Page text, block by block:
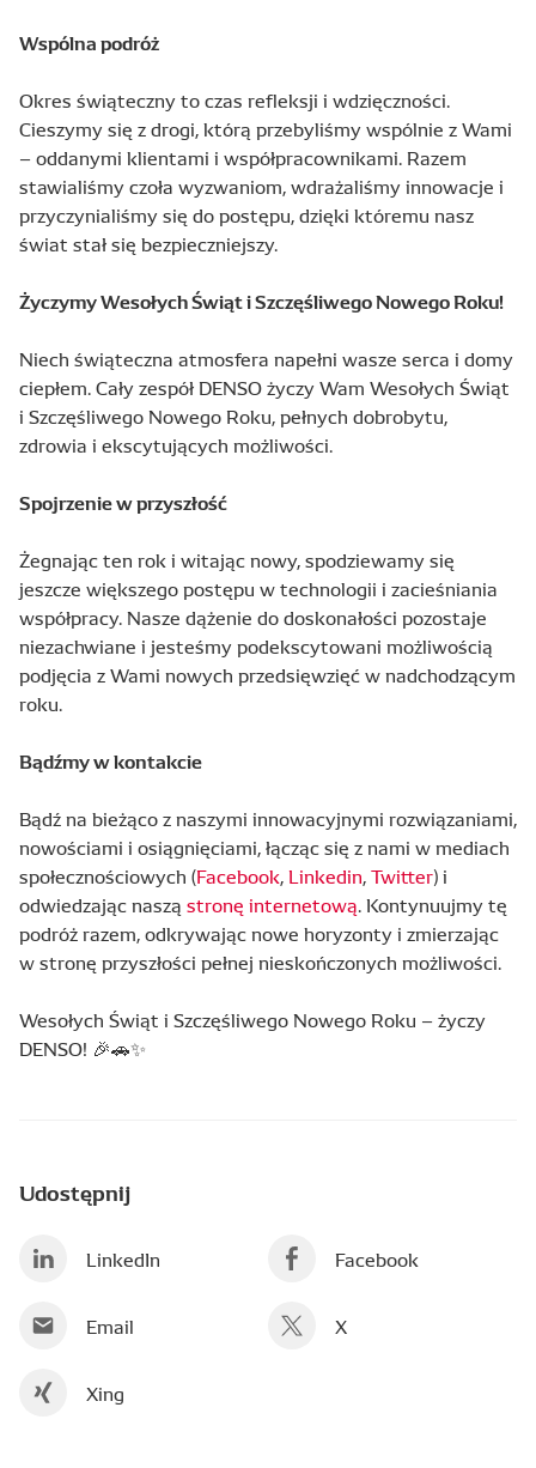
Wspólna podróż
Okres świąteczny to czas refleksji i wdzięczności.
Cieszymy się z drogi, którą przebyliśmy wspólnie z Wami
– oddanymi klientami i współpracownikami. Razem
stawialiśmy czoła wyzwaniom, wdrażaliśmy innowacje i
przyczynialiśmy się do postępu, dzięki któremu nasz
świat stał się bezpieczniejszy.
Życzymy Wesołych Świąt i Szczęśliwego Nowego Roku!
Niech świąteczna atmosfera napełni wasze serca i domy
ciepłem. Cały zespół DENSO życzy Wam Wesołych Świąt
i Szczęśliwego Nowego Roku, pełnych dobrobytu,
zdrowia i ekscytujących możliwości.
Spojrzenie w przyszłość
Żegnając ten rok i witając nowy, spodziewamy się
jeszcze większego postępu w technologii i zacieśniania
współpracy. Nasze dążenie do doskonałości pozostaje
niezachwiane i jesteśmy podekscytowani możliwością
podjęcia z Wami nowych przedsięwzięć w nadchodzącym
roku.
Bądźmy w kontakcie
Bądź na bieżąco z naszymi innowacyjnymi rozwiązaniami,
nowościami i osiągnięciami, łącząc się z nami w mediach
społecznościowych (Facebook,Linkedin,Twitter) i
odwiedzając naszą stronę internetową. Kontynuujmy tę
podróż razem, odkrywając nowe horyzonty i zmierzając
w stronę przyszłości pełnej nieskończonych możliwości.
Wesołych Świąt i Szczęśliwego Nowego Roku – życzy
DENSO! 🎉🚗✨
Udostępnij
LinkedIn Facebook
Email X
Xing